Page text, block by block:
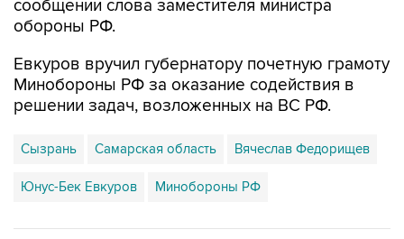
Евкуров вручил губернатору почетную грамоту
решении задач, возложенных на ВС РФ.
Сызрань Самарская область Вячеслав Федорищев
Юнус-Бек Евкуров Минобороны РФ